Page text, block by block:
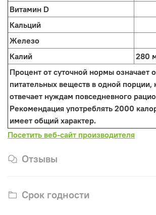
Витамин D
Кальций
Железо
Калий
280
Процент от суточной нормы означает
питательных веществ в одной порции,
отвечает нуждам повседневного
Рекомендация употреблять 2000
имеет общий характер.
Посетить веб-сайт производителя
Отзывы
Срок годности